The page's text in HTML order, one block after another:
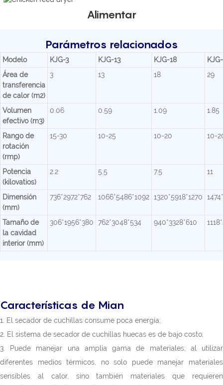
Alimentar
Parámetros relacionados
Modelo KJG-3 KJG-13 KJG-18
Área de
transferencia
de calor (m2)
3 13 18 29
Volumen
efectivo (m3)
0.06 0.59 1.09 1.85
Rango de
rotación
(rmp)
15-30 10-25 10-20 10-
Potencia
(kilovatios)
2.2 5.5 7.5 11
Dimensión
(mm)
736*2972*762 1066*5486*1092 1320*5918*1270
Tamaño de
la cavidad
interior (mm)
306*1956*380 762*3048*534 940*3328*610
Características de Mian
1. El secador de cuchillas consume poca energía;
2. El sistema de secador de cuchillas huecas es de bajo costo;
3. Puede manejar una amplia gama de materiales; al utilizar
diferentes medios térmicos, no solo puede manejar materiales
sensibles al calor, sino también materiales que requieren